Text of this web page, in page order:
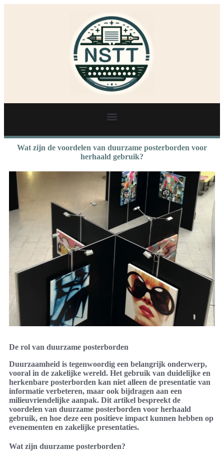
Wat zijn de voordelen van duurzame posterborden voor
herhaald gebruik?
De rol van duurzame posterborden
Duurzaamheid is tegenwoordig een belangrijk onderwerp,
vooral in de zakelijke wereld. Het gebruik van duidelijke en
herkenbare posterborden kan niet alleen de presentatie van
informatie verbeteren, maar ook bijdragen aan een
milieuvriendelijke aanpak. Dit artikel bespreekt de
voordelen van duurzame posterborden voor herhaald
gebruik, en hoe deze een positieve impact kunnen hebben op
evenementen en zakelijke presentaties.
Wat zijn duurzame posterborden?